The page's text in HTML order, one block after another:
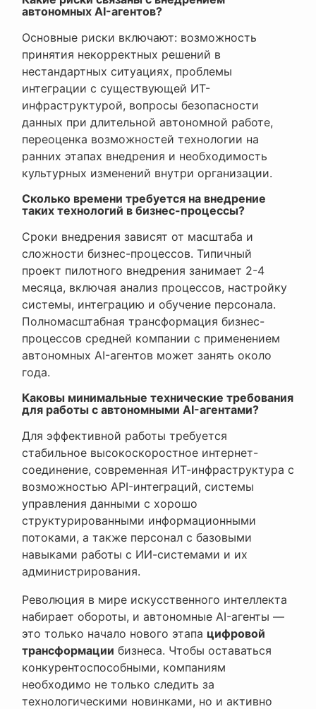
автономных AI-агентов?
Основные риски включают: возможность
принятия некорректных решений в
нестандартных ситуациях, проблемы
интеграции с существующей ИТ-
инфраструктурой, вопросы безопасности
данных при длительной автономной работе,
переоценка возможностей технологии на
ранних этапах внедрения и необходимость
культурных изменений внутри организации.
Сколько времени требуется на внедрение
таких технологий в бизнес-процессы?
Сроки внедрения зависят от масштаба и
сложности бизнес-процессов. Типичный
проект пилотного внедрения занимает 2-4
месяца, включая анализ процессов, настройку
системы, интеграцию и обучение персонала.
Полномасштабная трансформация бизнес-
процессов средней компании с применением
автономных AI-агентов может занять около
года.
Каковы минимальные технические требования
для работы с автономными AI-агентами?
Для эффективной работы требуется
стабильное высокоскоростное интернет-
соединение, современная ИТ-инфраструктура с
возможностью API-интеграций, системы
управления данными с хорошо
структурированными информационными
потоками, а также персонал с базовыми
навыками работы с ИИ-системами и их
администрирования.
Революция в мире искусственного интеллекта
набирает обороты, и автономные AI-агенты —
это только начало нового этапа цифровой
трансформации бизнеса. Чтобы оставаться
конкурентоспособными, компаниям
необходимо не только следить за
технологическими новинками, но и активно